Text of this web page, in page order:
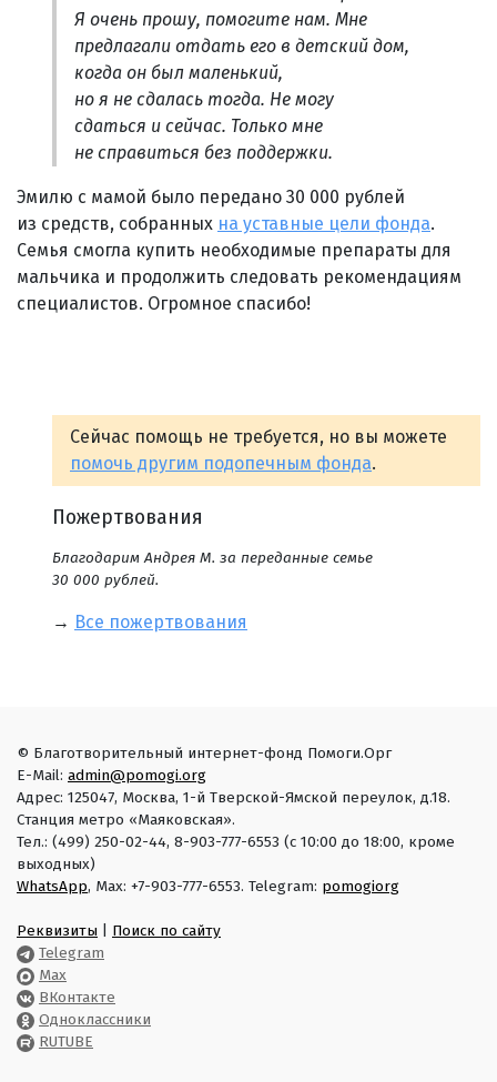
Я очень прошу, помогите нам. Мне
предлагали отдать его в детский дом,
когда он был маленький,
но я не сдалась тогда. Не могу
сдаться и сейчас. Только мне
не справиться без поддержки.
Эмилю с мамой было передано 30 000 рублей
из средств, собранных на уставные цели фонда.
Семья смогла купить необходимые препараты для
мальчика и продолжить следовать рекомендациям
специалистов. Огромное спасибо!
Сейчас помощь не требуется, но вы можете
помочь другим подопечным фонда.
Пожертвования
Благодарим Андрея М. за переданные семье
30 000 рублей.
→ Все пожертвования
© Благотворительный интернет-фонд Помоги.Орг
E-Mail: admin@pomogi.org
Адрес: 125047, Москва, 1-й Тверской-Ямской переулок, д.18.
Станция метро «Маяковская».
Тел.: (499) 250-02-44, 8-903-777-6553 (с 10:00 до 18:00, кроме
выходных)
WhatsApp, Max: +7-903-777-6553. Telegram: pomogiorg
Реквизиты
Поиск по сайту
Telegram
Max
ВКонтакте
Одноклассники
RUTUBE